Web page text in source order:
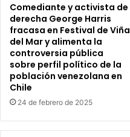
Comediante y activista de
derecha George Harris
fracasa en Festival de Viña
del Mar y alimenta la
controversia pública
sobre perfil político de la
población venezolana en
Chile
24 de febrero de 2025